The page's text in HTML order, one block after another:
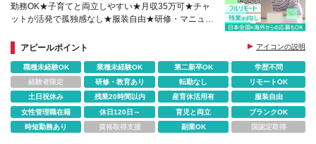
勤務OK★子育てと両立しやすい★月収35万可★チャ
ットが活発で孤独感なし★服装自由★研修・マニュア
キルアップ可能
アピールポイント アイコンの説明
職種未経験OK 業種未経験OK 第二新卒OK
学歴不問
経験者限定
研修・教育あり 転勤なし
リモートOK
土日祝休み
残業20時間以内 産育休活用有
服装自由
女性管理職在籍
休日120日～ 育児と両立
ブランクOK
時短勤務あり
資格取得支援 副業OK 国認定取得